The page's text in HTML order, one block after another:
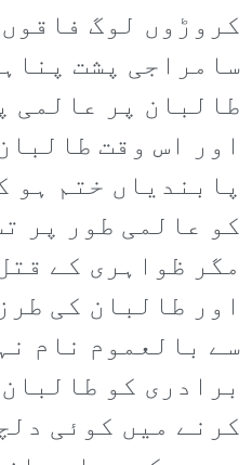
کروڑوں لوگ
سامراجی پشت
طالبان پر عالمی
اور اس وقت
پابندیاں ختم ہو
کو عالمی طور پر
مگر ظواہری کے
اور طالبان کی
سے بالعموم نام
برادری کو
کرنے میں کوئی